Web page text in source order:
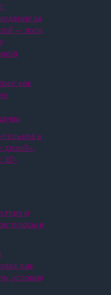
за
— логи,
как
в
дизайн-
3D-
и
плюсы и
как
условия